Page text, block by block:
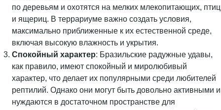
по деревьям и охотятся на мелких млекопитающих, птиц
и ящериц. В террариуме важно создать условия,
максимально приближенные к их естественной среде,
включая высокую влажность и укрытия.
Спокойный характер: Бразильские радужные удавы,
как правило, имеют спокойный и миролюбивый
характер, что делает их популярными среди любителей
рептилий. Однако они могут быть довольно активными и
нуждаются в достаточном пространстве для